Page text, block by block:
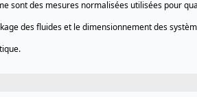
sont des mesures normalisées utilisées pour
des fluides et le dimensionnement des